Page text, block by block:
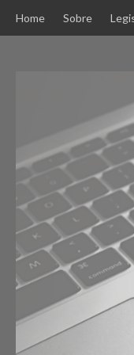
Home Sobre